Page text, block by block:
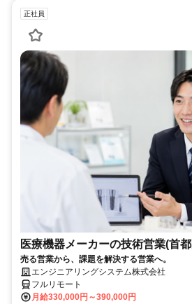
正社員
医療機器メーカーの技術営業(首
売る営業から、課題を解決する営業へ。
エンジニアリングシステム株式会社
フルリモート
月給330,000円～390,000円